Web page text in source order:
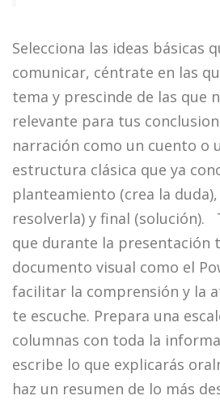
Selecciona las ideas básicas
comunicar, céntrate en las
tema y prescinde de las que
relevante para tus
narración como un cuento o
estructura clásica que ya
planteamiento (crea la
resolverla) y final (solución).
que durante la presentación
documento visual como el
facilitar la comprensión y la
te escuche. Prepara una
columnas con toda la
escribe lo que explicarás
haz un resumen de lo más